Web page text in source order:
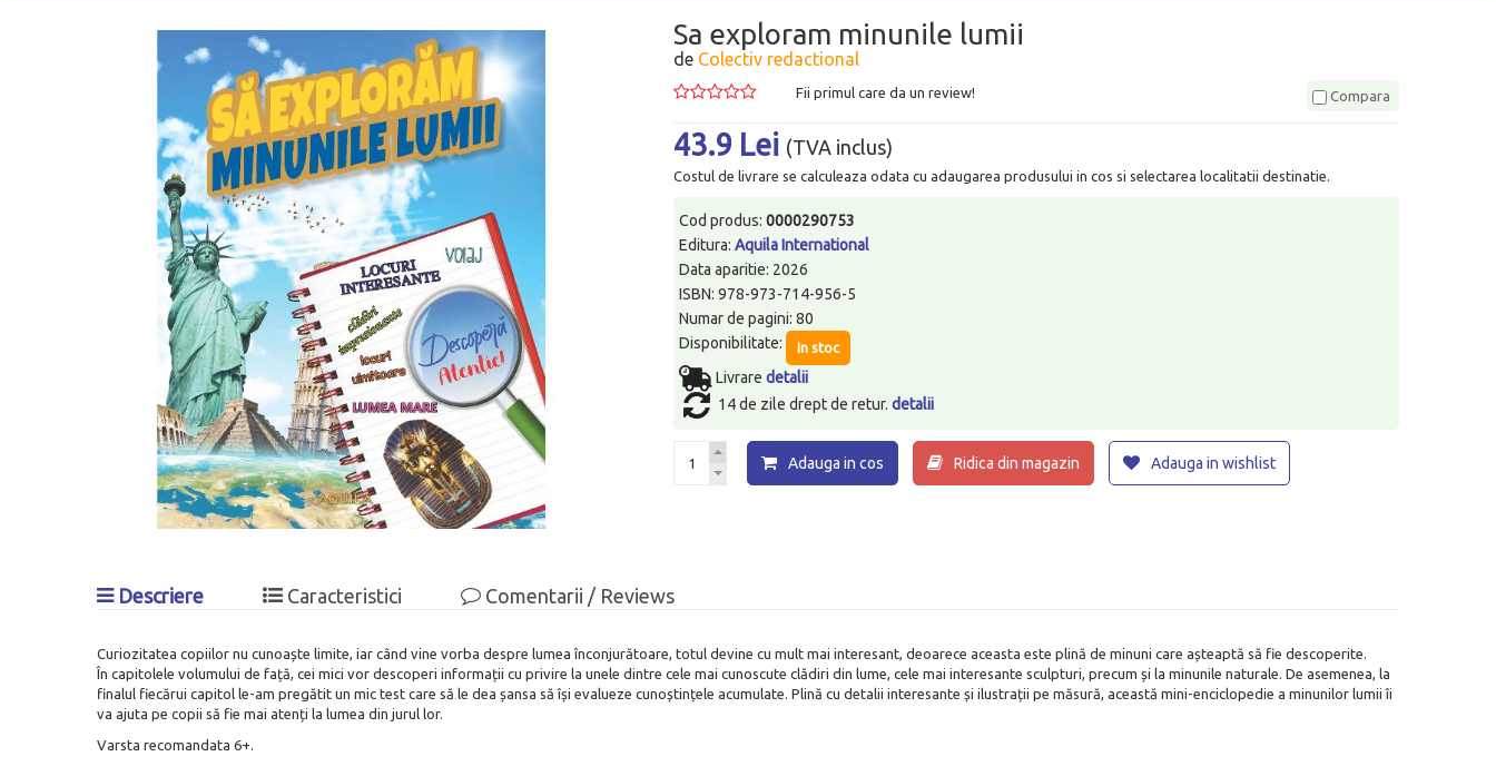
Sa exploram minunile lumii
de Colectiv redactional
Fii primul care da un review! Compara
43.9 Lei (TVA inclus)
Costul de livrare se calculeaza odata cu adaugarea produsului in cos si selectarea localitatii destinatie.
Cod produs:0000290753
Editura:Aquila International
Data aparitie: 2026
ISBN: 978-973-714-956-5
Numar de pagini: 80
Disponibilitate:
In stoc
Livraredetalii
14 de zile drept de retur.detalii
Adauga in cos Ridica din magazin Adauga in wishlist
Descriere Caracteristici Comentarii / Reviews
Curiozitatea copiilor nu cunoaște limite, iar când vine vorba despre lumea înconjurătoare, totul devine cu mult mai interesant, deoarece aceasta este plină de minuni care așteaptă să fie descoperite.
În capitolele volumului de față, cei mici vor descoperi informații cu privire la unele dintre cele mai cunoscute clădiri din lume, cele mai interesante sculpturi, precum și la minunile naturale. De asemenea, la
finalul fiecărui capitol le-am pregătit un mic test care să le dea șansa să își evalueze cunoștințele acumulate. Plină cu detalii interesante și ilustrații pe măsură, această mini-enciclopedie a minunilor lumii îi
va ajuta pe copii să fie mai atenți la lumea din jurul lor.
Varsta recomandata 6+.